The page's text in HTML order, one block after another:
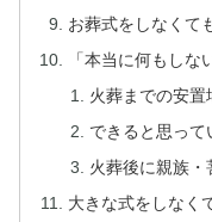
お葬式をしなくて
「本当に何もし
火葬までの安置
できると思っ
火葬後に親族・
大きな式をしなく